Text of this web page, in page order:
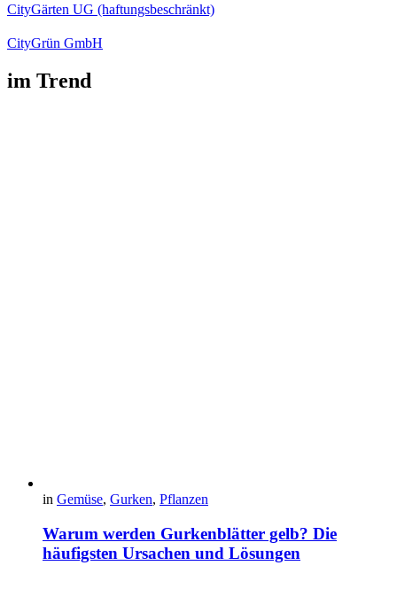
CityGärten UG (haftungsbeschränkt)
CityGrün GmbH
im Trend
in Gemüse, Gurken, Pflanzen
Warum werden Gurkenblätter gelb? Die
häufigsten Ursachen und Lösungen